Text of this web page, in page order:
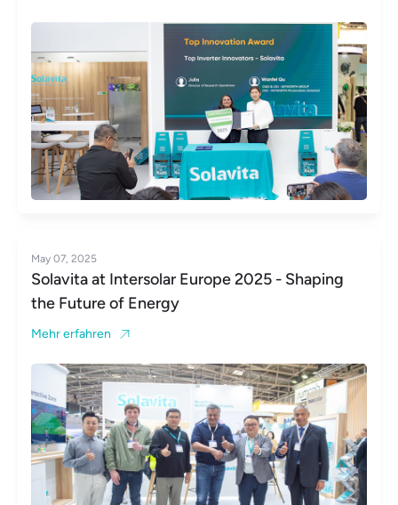
May 07, 2025
Solavita at Intersolar Europe 2025 - Shaping
the Future of Energy
Mehr erfahren